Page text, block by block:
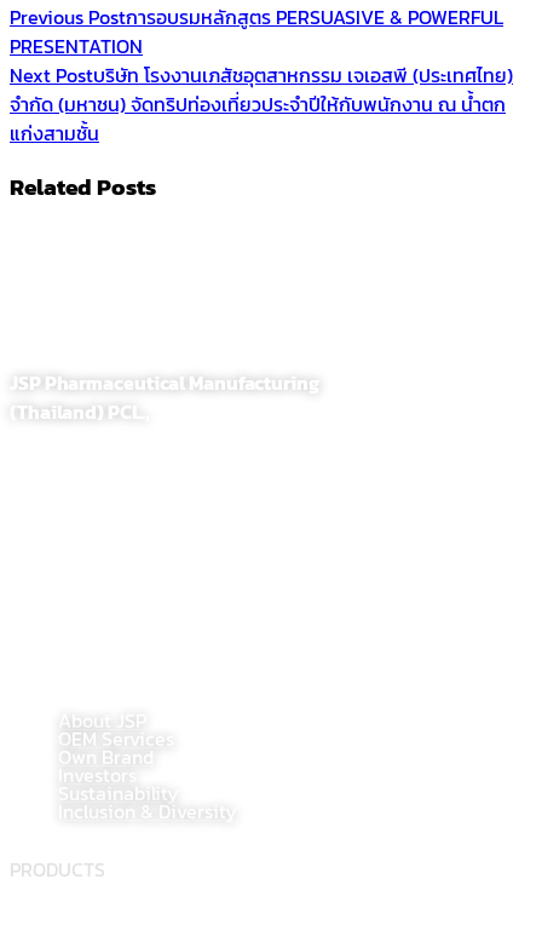
Previous Postการอบรมหลักสูตร PERSUASIVE & POWERFUL
PRESENTATION
Next Postบริษัท โรงงานเภสัชอุตสาหกรรม เจเอสพี (ประเทศไทย)
จำกัด (มหาชน) จัดทริปท่องเที่ยวประจำปีให้กับพนักงาน ณ น้ำตก
แก่งสามชั้น
Related Posts
JSP Pharmaceutical Manufacturing
(Thailand) PCL.,
About JSP
OEM Services
Own Brand
Investors
Sustainability
Inclusion & Diversity
PRODUCTS